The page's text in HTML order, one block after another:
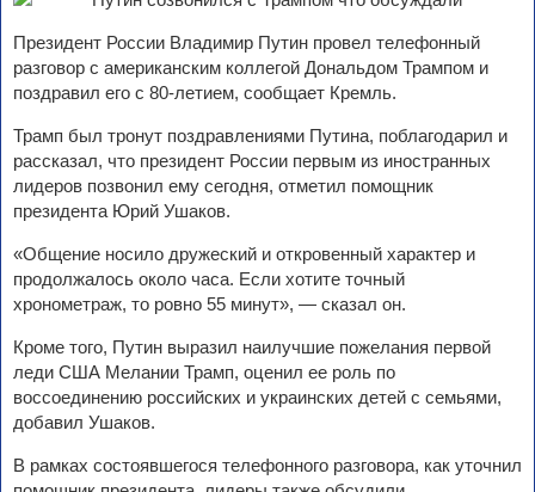
Президент России Владимир Путин провел телефонный
разговор с американским коллегой Дональдом Трампом и
поздравил его с 80-летием, сообщает Кремль.
Трамп был тронут поздравлениями Путина, поблагодарил и
рассказал, что президент России первым из иностранных
лидеров позвонил ему сегодня, отметил помощник
президента Юрий Ушаков.
«Общение носило дружеский и откровенный характер и
продолжалось около часа. Если хотите точный
хронометраж, то ровно 55 минут», — сказал он.
Кроме того, Путин выразил наилучшие пожелания первой
леди США Мелании Трамп, оценил ее роль по
воссоединению российских и украинских детей с семьями,
добавил Ушаков.
В рамках состоявшегося телефонного разговора, как уточнил